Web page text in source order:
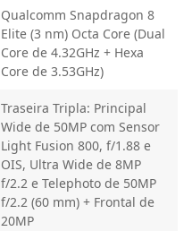
Qualcomm Snapdragon 8
Elite (3 nm) Octa Core (Dual
Core de 4.32GHz + Hexa
Core de 3.53GHz)
Traseira Tripla: Principal
Wide de 50MP com Sensor
Light Fusion 800, f/1.88 e
OIS, Ultra Wide de 8MP
f/2.2 e Telephoto de 50MP
f/2.2 (60 mm) + Frontal de
20MP